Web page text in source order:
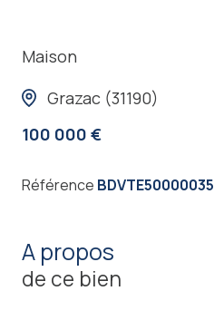
Maison
Grazac (31190)
100 000 €
Référence BDVTE50000035
a propos
de ce bien